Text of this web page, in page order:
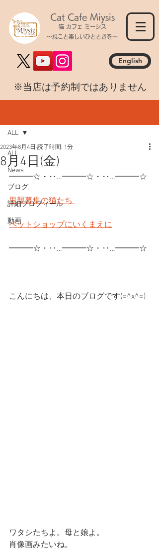
Cat Cafe Miysis
猫 カフェ ミーシス
～ねこと楽しいひとときを～
English
​※当店は予約制ではありません
ALL
News
ブログ
詳細プロフィール
動画
ALL
8月4日(金)
2023年8月4日 読了時間: 1分
━━━☆・‥…━━━☆・‥…━━━☆
里親募集の猫たち
ペットショップにいくまえに
━━━☆・‥…━━━☆・‥…━━━☆
こんにちは、本日のブログです(=^x^=)
ワタシたちよ。母と娘よ。
肖像画みたいね。